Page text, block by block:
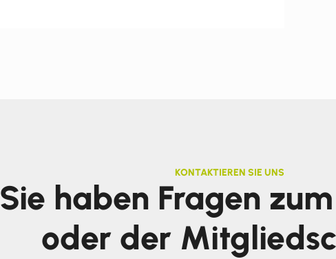
KONTAKTIEREN SIE UNS
Sie haben Fragen
oder der